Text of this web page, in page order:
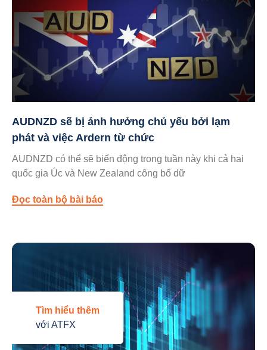
AUDNZD sẽ bị ảnh hưởng chủ yếu bởi lạm
phát và việc Ardern từ chức
AUDNZD có thể sẽ biến động trong tuần này khi cả hai
quốc gia Úc và New Zealand công bố dữ
Đọc toàn bộ bài báo
Tìm hiểu thêm
với ATFX